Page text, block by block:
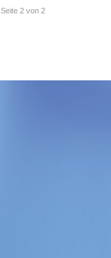
Seite 2 von 2